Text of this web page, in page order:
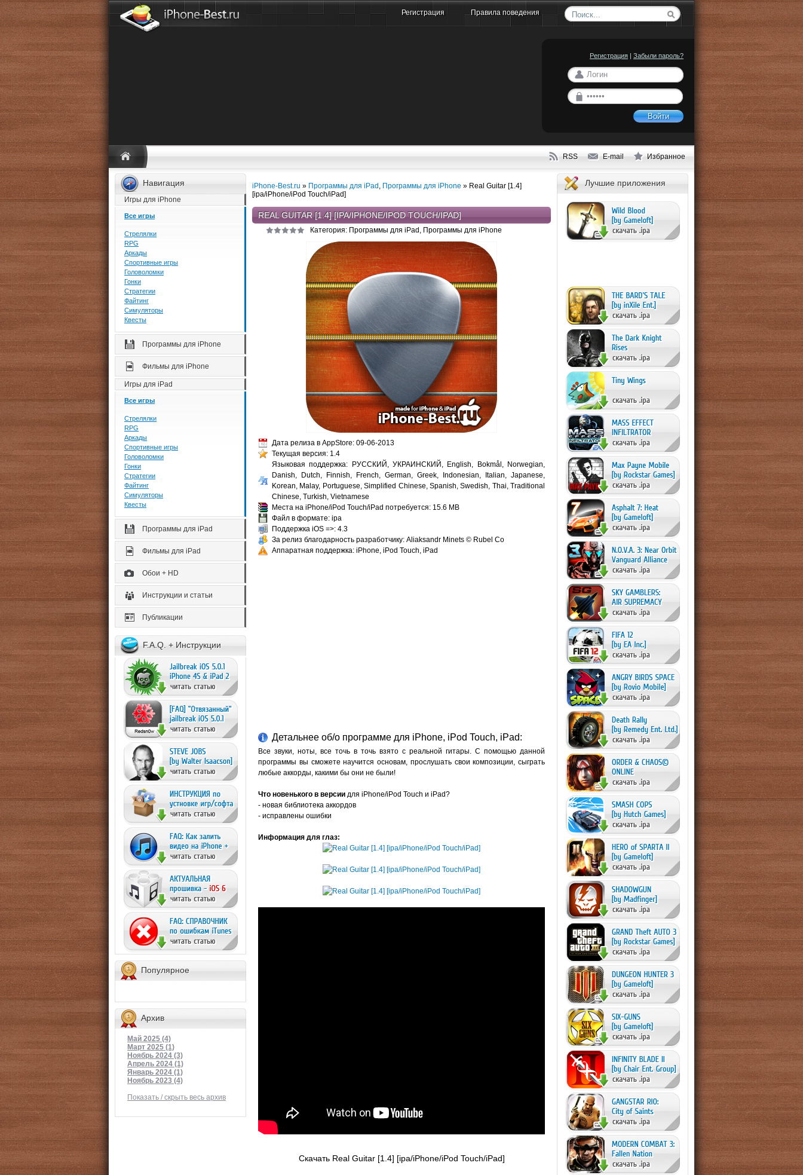
Регистрация Правила поведения
Регистрация | Забыли пароль?
Войти
RSS E-mail Избранное
Навигация
Игры для iPhone
Все игры
Стрелялки
RPG
Аркады
Спортивные игры
Головоломки
Гонки
Стратегии
Файтинг
Симуляторы
Квесты
Программы для iPhone
Фильмы для iPhone
Игры для iPad
Все игры
Стрелялки
RPG
Аркады
Спортивные игры
Головоломки
Гонки
Стратегии
Файтинг
Симуляторы
Квесты
Программы для iPad
Фильмы для iPad
Обои + HD
Инструкции и статьи
Публикации
F.A.Q. + Инструкции
Популярное
Архив
Май 2025 (4)
Март 2025 (1)
Ноябрь 2024 (3)
Апрель 2024 (1)
Январь 2024 (1)
Ноябрь 2023 (4)
Показать / скрыть весь архив
iPhone-Best.ru » Программы для iPad , Программы для iPhone » Real Guitar [1.4]
[ipa/iPhone/iPod Touch/iPad]
REAL GUITAR [1.4] [IPA/IPHONE/IPOD TOUCH/IPAD]
Категория: Программы для iPad, Программы для iPhone
Дата релиза в AppStore: 09-06-2013
Текущая версия: 1.4
Языковая поддержка: РУССКИЙ, УКРАИНСКИЙ, English, Bokmål, Norwegian,
Danish, Dutch, Finnish, French, German, Greek, Indonesian, Italian, Japanese,
Korean, Malay, Portuguese, Simplified Chinese, Spanish, Swedish, Thai, Traditional
Chinese, Turkish, Vietnamese
Места на iPhone/iPod Touch/iPad потребуется: 15.6 MB
Файл в формате: ipa
Поддержка iOS =>: 4.3
За релиз благодарность разработчику: Aliaksandr Minets © Rubel Co
Аппаратная поддержка: iPhone, iPod Touch, iPad
Детальнее об/о программе для iPhone, iPod Touch, iPad:
Все звуки, ноты, все точь в точь взято с реальной гитары. С помощью данной
программы вы сможете научится основам, прослушать свои композиции, сыграть
любые аккорды, какими бы они не были!
Что новенького в версии для iPhone/iPod Touch и iPad?
- новая библиотека аккордов
- исправлены ошибки
Информация для глаз:
Скачать Real Guitar [1.4] [ipa/iPhone/iPod Touch/iPad]
Лучшие приложения